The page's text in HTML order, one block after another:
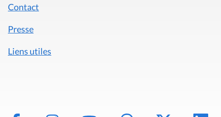
Contact
Presse
Liens utiles